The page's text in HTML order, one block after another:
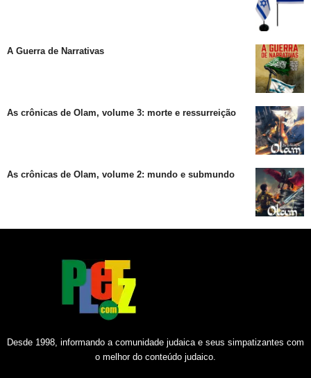
A Guerra de Narrativas
As crônicas de Olam, volume 3: morte e ressurreição
As crônicas de Olam, volume 2: mundo e submundo
Desde 1998, informando a comunidade judaica e seus simpatizantes com
o melhor do conteúdo judaico.